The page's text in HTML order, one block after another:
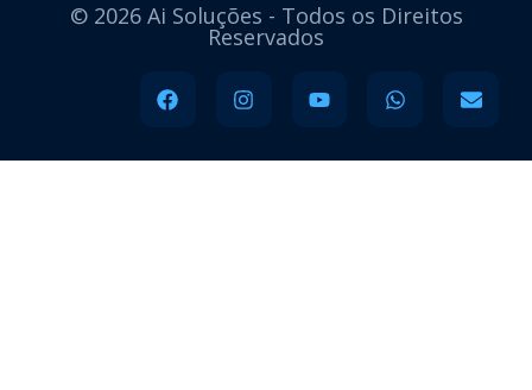
© 2026 Ai Soluções - Todos os Direitos
Reservados